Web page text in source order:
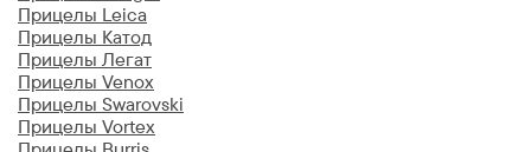
Прицелы Leica
Прицелы Катод
Прицелы Легат
Прицелы Venox
Прицелы Swarovski
Прицелы Vortex